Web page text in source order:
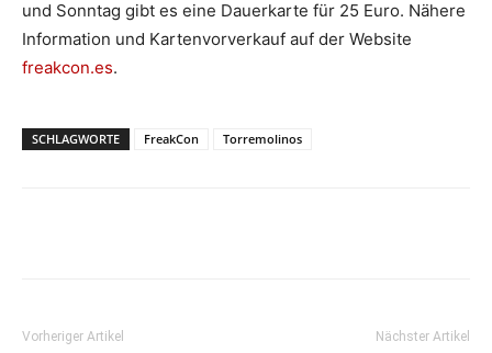
und Sonntag gibt es eine Dauerkarte für 25 Euro. Nähere
Information und Kartenvorverkauf auf der Website
freakcon.es.
SCHLAGWORTE FreakCon Torremolinos
Vorheriger Artikel Nächster Artikel